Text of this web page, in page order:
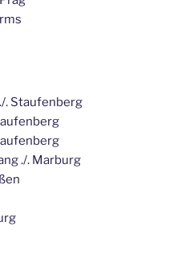
. Staufenberg
./. Marburg